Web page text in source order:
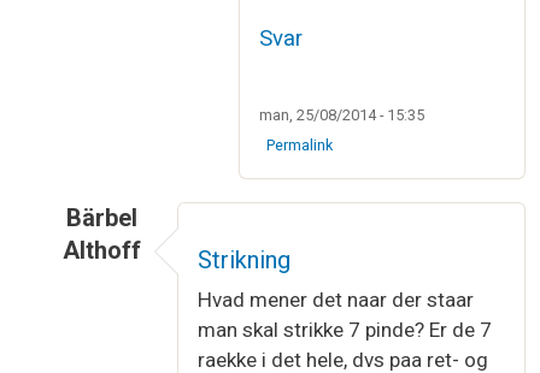
Svar
man, 25/08/2014 - 15:35
Permalink
Bärbel
Althoff
Strikning
Hvad mener det naar der staar
man skal strikke 7 pinde? Er de 7
raekke i det hele, dvs paa ret- og